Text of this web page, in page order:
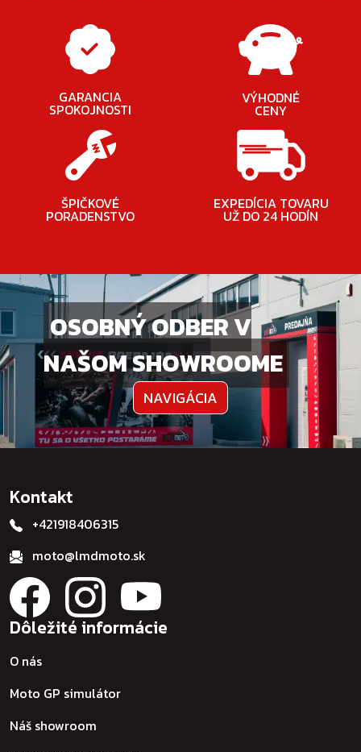
GARANCIA
SPOKOJNOSTI
VÝHODNÉ
CENY
ŠPIČKOVÉ
PORADENSTVO
EXPEDÍCIA TOVARU
UŽ DO 24 HODÍN
OSOBNÝ ODBER V
NAŠOM SHOWROOME
NAVIGÁCIA
Kontakt
+421918406315
moto@lmdmoto.sk
Dôležité informácie
O nás
Moto GP simulátor
Náš showroom